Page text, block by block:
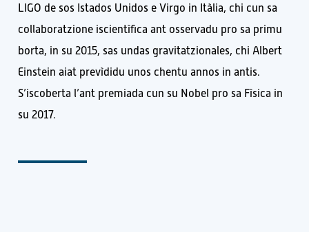
LIGO de sos Istados Unidos e Virgo in Itàlia, chi cun sa
collaboratzione iscientìfica ant osservadu pro sa primu
borta, in su 2015, sas undas gravitatzionales, chi Albert
Einstein aiat prevìdidu unos chentu annos in antis.
S’iscoberta l’ant premiada cun su Nobel pro sa Fìsica in
su 2017.